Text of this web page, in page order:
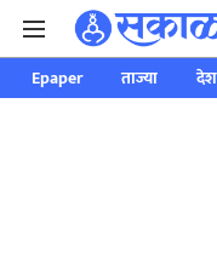
Epaper ताज्या देश